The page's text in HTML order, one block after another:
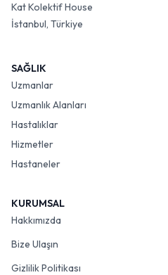
Kat Kolektif House
İstanbul, Türkiye
SAĞLIK
Uzmanlar
Uzmanlık Alanları
Hastalıklar
Hizmetler
Hastaneler
KURUMSAL
Hakkımızda
Bize Ulaşın
Gizlilik Politikası